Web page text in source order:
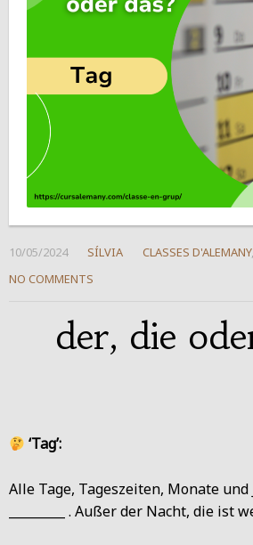
10/05/2024 SÍLVIA CLASSES D'ALEMANY,
NO COMMENTS
der, die
‘Tag’:
Alle Tage, Tageszeiten, Monate
_________ . Außer der Nacht, die ist